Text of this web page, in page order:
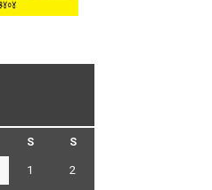
S S
1 2